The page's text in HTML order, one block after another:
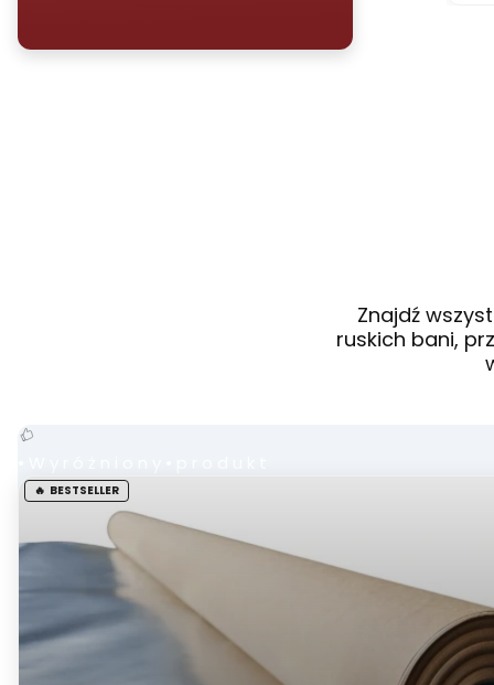
Znajdź
ruskich bani,
BESTSELLER